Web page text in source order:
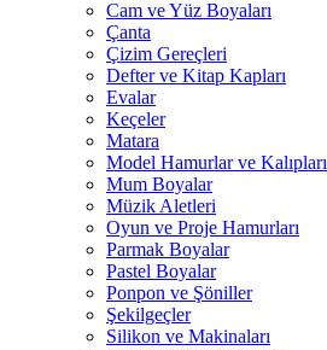
Cam ve Yüz Boyaları
Çanta
Çizim Gereçleri
Defter ve Kitap Kapları
Evalar
Keçeler
Matara
Model Hamurlar ve Kalıpları
Mum Boyalar
Müzik Aletleri
Oyun ve Proje Hamurları
Parmak Boyalar
Pastel Boyalar
Ponpon ve Şöniller
Şekilgeçler
Silikon ve Makinaları